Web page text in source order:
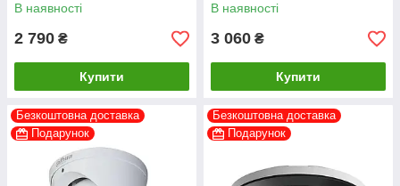
В наявності
2 790 ₴
Купити
В наявності
3 060 ₴
Купити
Безкоштовна доставка
Подарунок
Безкоштовна доставка
Подарунок